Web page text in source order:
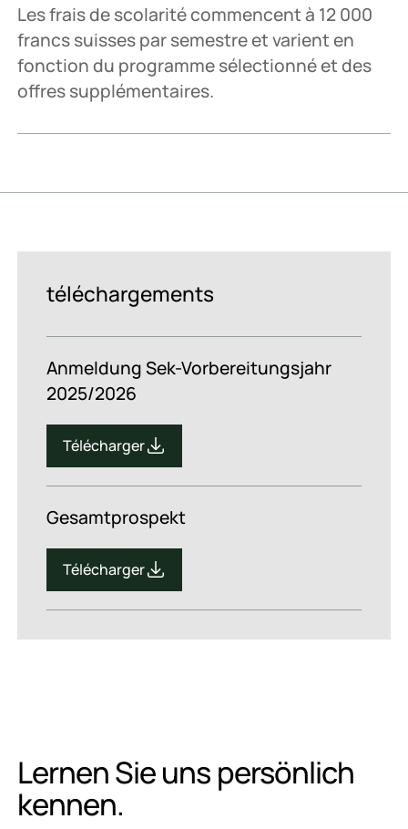
Les frais de scolarité commencent à 12 000
francs suisses par semestre et varient en
fonction du programme sélectionné et des
offres supplémentaires.
téléchargements
Anmeldung Sek-Vorbereitungsjahr
2025/2026
Télécharger
Télécharger
Gesamtprospekt
Télécharger
Télécharger
Lernen Sie uns persönlich
kennen.